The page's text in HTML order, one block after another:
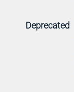
Deprecated